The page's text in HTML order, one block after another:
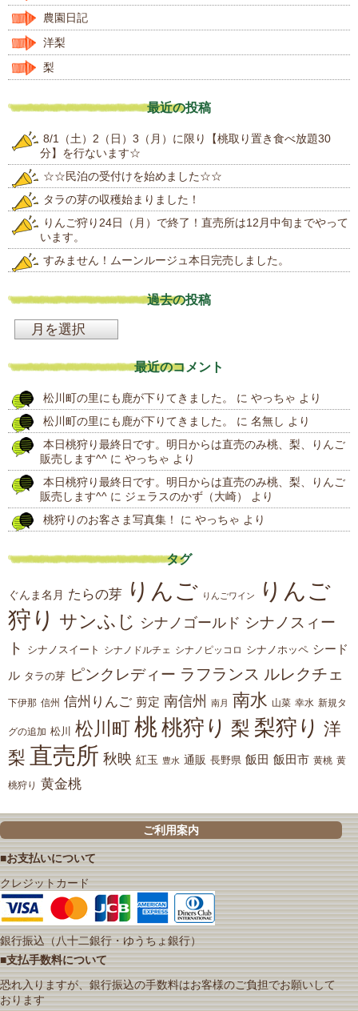
農園日記
洋梨
梨
最近の投稿
8/1（土）2（日）3（月）に限り【桃取り置き食べ放題30
分】を行ないます☆
☆☆民泊の受付けを始めました☆☆
タラの芽の収穫始まりました！
りんご狩り24日（月）で終了！直売所は12月中旬までやって
います。
すみません！ムーンルージュ本日完売しました。
過去の投稿
投
稿
最近のコメント
松川町の里にも鹿が下りてきました。 に やっちゃ より
松川町の里にも鹿が下りてきました。
に 名無し より
本日桃狩り最終日です。明日からは直売のみ桃、梨、りんご
販売します^^ に やっちゃ より
本日桃狩り最終日です。明日からは直売のみ桃、梨、りんご
販売します^^ に ジェラスのかず（大崎）
より
桃狩りのお客さま写真集！
に やっちゃ より
タグ
ぐんま名月 たらの芽 りんご りんごワイン
りんご
狩り サンふじ シナノゴールド シナノスィー
ト
シナノスイート シナノドルチェ シナノピッコロ シナノホッペ シード
ル タラの芽 ピンクレディー ラフランス ルレクチェ
下伊那 信州 信州りんご 剪定 南信州 南月 南水 山菜 幸水 新規タ
グの追加 松川 松川町 桃桃狩り 梨 梨狩り 洋
梨 直売所 秋映 紅玉 豊水 通販 長野県 飯田 飯田市 黄桃 黄
桃狩り 黄金桃
ご利用案内
■お支払いについて
クレジットカード
銀行振込（八十二銀行・ゆうちょ銀行）
■支払手数料について
恐れ入りますが、銀行振込の手数料はお客様のご負担でお願いして
おります